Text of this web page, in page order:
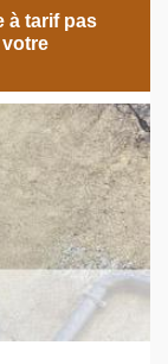
à tarif pas
votre